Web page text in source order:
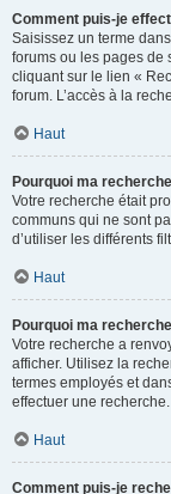
Comment puis-je
Saisissez un terme
forums ou les pages de
cliquant sur le lien «
forum. L’accès à la
Haut
Pourquoi ma
Votre recherche était
communs qui ne sont
d’utiliser les différents
Haut
Pourquoi ma
Votre recherche a
afficher. Utilisez la
termes employés et
effectuer une recherche.
Haut
Comment puis-je